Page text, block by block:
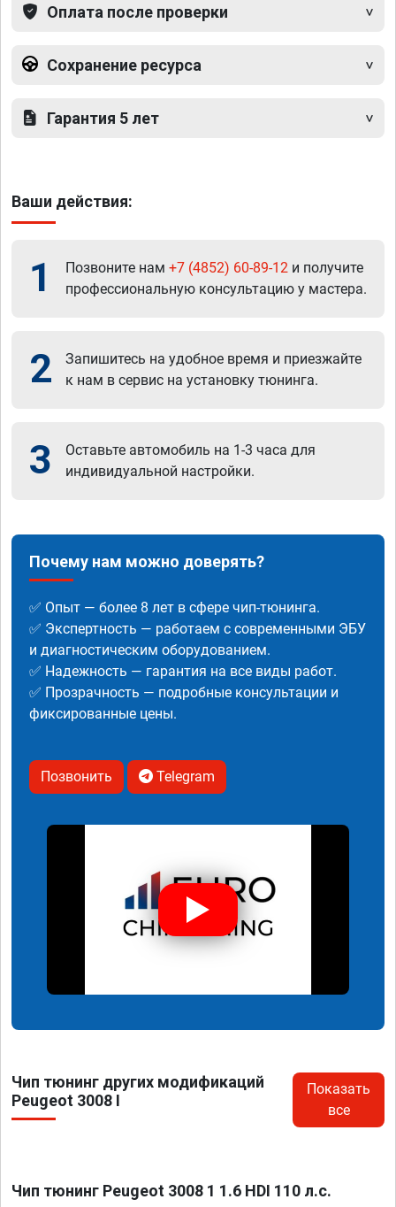
Оплата после проверки
Сохранение ресурса
Гарантия 5 лет
Ваши действия:
1 Позвоните нам +7 (4852) 60-89-12 и получите
профессиональную консультацию у мастера.
2
Запишитесь на удобное время и приезжайте
к нам в сервис на установку тюнинга.
3
Оставьте автомобиль на 1-3 часа для
индивидуальной настройки.
Почему нам можно доверять?
✅ Опыт — более 8 лет в сфере чип-тюнинга.
✅ Экспертность — работаем с современными ЭБУ
и диагностическим оборудованием.
✅ Надежность — гарантия на все виды работ.
✅ Прозрачность — подробные консультации и
фиксированные цены.
Позвонить Telegram
Чип тюнинг других модификаций
Peugeot 3008 I
Показать
все
Чип тюнинг Peugeot 3008 1 1.6 HDI 110 л.с.